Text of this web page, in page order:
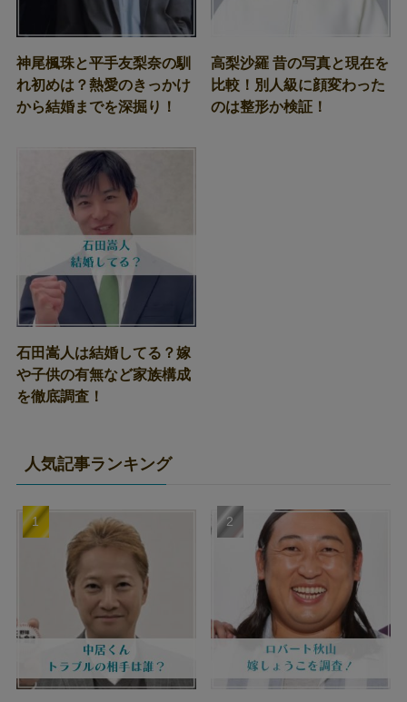
神尾楓珠と平手友梨奈の馴
れ初めは？熱愛のきっかけ
から結婚までを深掘り！
高梨沙羅 昔の写真と現在を
比較！別人級に顔変わった
のは整形か検証！
石田嵩人は結婚してる？嫁
や子供の有無など家族構成
を徹底調査！
人気記事ランキング